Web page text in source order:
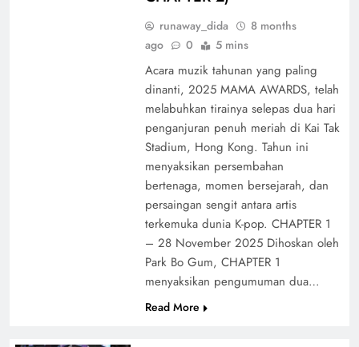
runaway_dida
8 months
ago
0 5 mins
Acara muzik tahunan yang paling
dinanti, 2025 MAMA AWARDS, telah
melabuhkan tirainya selepas dua hari
penganjuran penuh meriah di Kai Tak
Stadium, Hong Kong. Tahun ini
menyaksikan persembahan
bertenaga, momen bersejarah, dan
persaingan sengit antara artis
terkemuka dunia K-pop. CHAPTER 1
– 28 November 2025 Dihoskan oleh
Park Bo Gum, CHAPTER 1
menyaksikan pengumuman dua…
Read More